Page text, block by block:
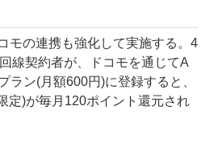
モの連携も強化して実施する。4
線契約者が、ドコモを通じてA
ラン(月額600円)に登録すると、
定)が毎月120ポイント還元され